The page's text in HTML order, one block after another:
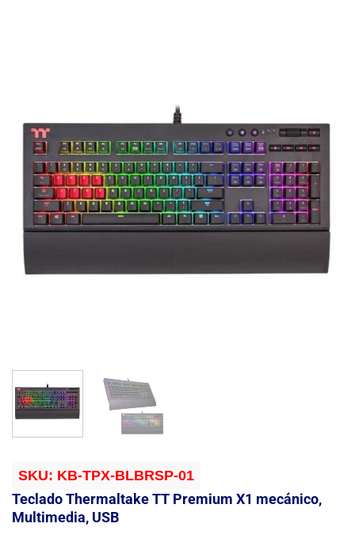
SKU: KB-TPX-BLBRSP-01
Teclado Thermaltake TT Premium X1 mecánico,
Multimedia, USB